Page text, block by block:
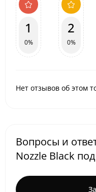
1
0%
2
0%
Нет отзывов об этом
Вопросы и
Nozzle Black